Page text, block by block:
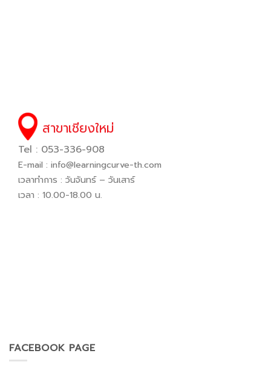
สาขาเชียงใหม่
Tel : 053-336-908
E-mail : info@learningcurve-th.com
เวลาทำการ : วันจันทร์ – วันเสาร์
เวลา : 10.00-18.00 น.
FACEBOOK PAGE